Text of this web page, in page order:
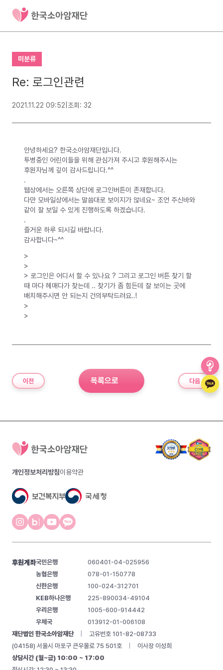
미분류
Re: 로그인관련
2021.11.22 09:52 조회: 32
안녕하세요? 한국소아암재단입니다.
투병중인 어린이들을 위해 관심가져 주시고 후원해주시는
후원자님께 깊이 감사드립니다.^^
.
웹상에서는 오른쪽 상단에 로그인버튼이 존재합니다.
다만 모바일상에서는 말씀대로 보이지가 않네요~ 조언 주신바와
같이 잘 보일 수 있게 진행하도록 하겠습니다.
.
즐거운 하루 되시길 바랍니다.
감사합니다~^^
>
>
> 로그인은 어디서 할 수 있나요 ? 그리고 로그인 버튼 찾기 할
때 마다 헤매다가 찾는데 .. 찾기가 좀 힘든데 잘 보이는 곳에
배치해주시면 안 되는지 건의부탁드려요..!
>
>
이전 목록으로 다음
개인정보처리방침이용약관
재단법인 한국소아암재단
고유번호 101-82-08733
(04158) 서울시 마포구 큰우물로 75 501호
이사장 이성희
상담시간 (월~금) 10:00 ~ 17:00
후원계좌국민은행
060401-04-025956
농협은행
078-01-150778
신한은행
100-024-312701
KEB하나은행
225-890034-49104
우리은행
1005-600-914442
우체국
013912-01-006108